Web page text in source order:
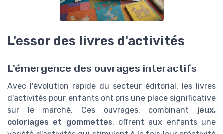
L'essor des livres d'activités
L'émergence des ouvrages interactifs
Avec l'évolution rapide du secteur éditorial, les livres
d'activités pour enfants ont pris une place significative
sur le marché. Ces ouvrages, combinant jeux,
coloriages et gommettes, offrent aux enfants une